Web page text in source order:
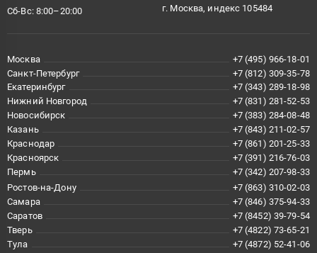
Сб-Вс: 8:00–20:00
г. Москва, индекс 105484
Москва
+7 (495) 966-18-01
Санкт-Петербург
+7 (812) 309-35-78
Екатеринбург
+7 (343) 289-18-98
Нижний Новгород
+7 (831) 281-52-53
Новосибирск
+7 (383) 284-08-48
Казань
+7 (843) 211-02-57
Краснодар
+7 (861) 201-25-33
Красноярск
+7 (391) 216-76-03
Пермь
+7 (342) 207-98-33
Ростов-на-Дону
+7 (863) 310-02-03
Самара
+7 (846) 375-94-33
Саратов
+7 (8452) 39-79-54
Тверь
+7 (4822) 73-65-21
Тула
+7 (4872) 52-41-06